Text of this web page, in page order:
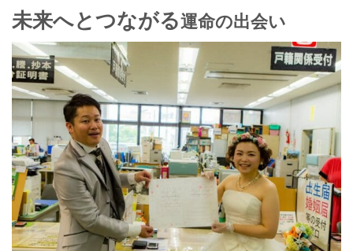
未来へとつながる運命の出会い